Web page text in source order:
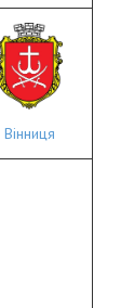
Вінниця